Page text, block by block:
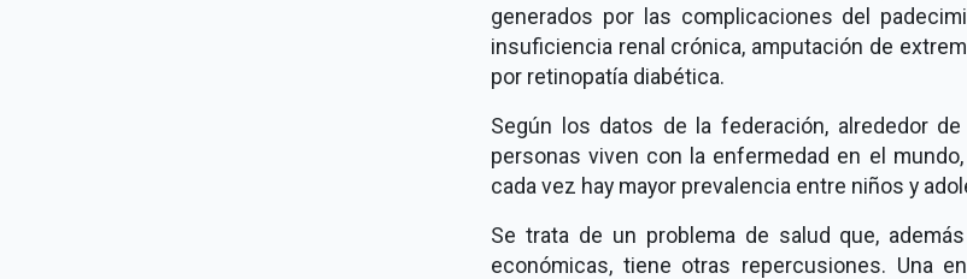
generados por las complicaciones del
insuficiencia renal crónica, amputación de
por retinopatía diabética.
Según los datos de la federación, alrededor
personas viven con la enfermedad en el
cada vez hay mayor prevalencia entre niños y
Se trata de un problema de salud que,
económicas, tiene otras repercusiones. Una